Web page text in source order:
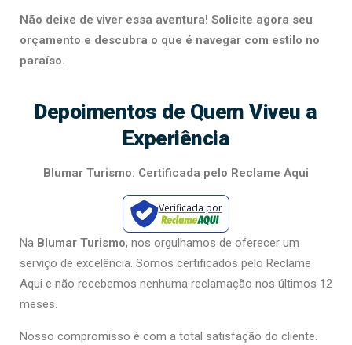
Não deixe de viver essa aventura! Solicite agora seu
orçamento e descubra o que é navegar com estilo no
paraíso.
Depoimentos de Quem Viveu a
Experiência
Blumar Turismo: Certificada pelo Reclame Aqui
Verificada por
Na Blumar Turismo, nos orgulhamos de oferecer um
serviço de excelência. Somos certificados pelo Reclame
Aqui e não recebemos nenhuma reclamação nos últimos 12
meses.
Nosso compromisso é com a total satisfação do cliente.